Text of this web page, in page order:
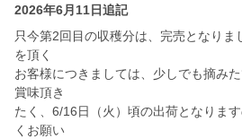
2026年6月11日追記
只今第2回目の収穫分は、完売となりま
を頂く
お客様につきましては、少しでも摘み
賞味頂き
たく、6/16日（火）頃の出荷となりま
くお願い